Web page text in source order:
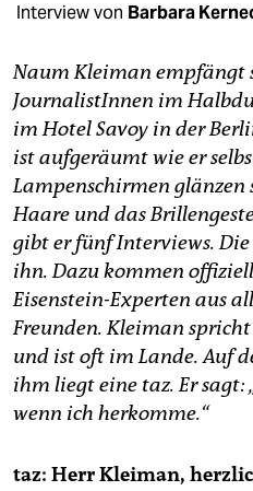
shop
fragen & hilfe
unterstützen
abo
genossenschaft
epaper login
Interview von Barbara
Naum Kleiman empfängt
JournalistInnen im
im Hotel Savoy in der
ist aufgeräumt wie er
Lampenschirmen glänzen
Haare und das
gibt er fünf Interviews.
ihn. Dazu kommen
Eisenstein-Experten aus
Freunden. Kleiman
und ist oft im Lande. Auf
ihm liegt eine taz. Er sagt:
wenn ich herkomme.“
taz: Herr Kleiman,